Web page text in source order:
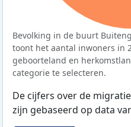
Bevolking in de buurt
toont het aantal inwoners in
geboorteland en
categorie te selecteren.
De cijfers over de
zijn gebaseerd op data